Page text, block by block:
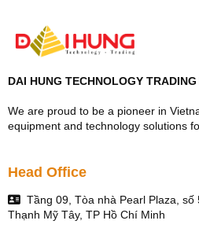
Chi tiết vui lòng
http://vinades.vn/vi/news/
Mọi thắc mắc vui lòng liên
Trụ sở chính: Tầng 6, tòa nhà
- Tel: +84-24-85872007 - Fax:
- Email:contact@vinades.vn
DAI HUNG TECHNOLOGY
We are proud to be a pioneer in
equipment and technology solutions
Head Office
Tầng 09, Tòa nhà Pearl Plaza,
Thạnh Mỹ Tây, TP Hồ Chí Minh